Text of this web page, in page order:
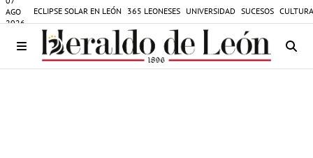
AGO
2026
ECLIPSE SOLAR EN LEÓN 365 LEONESES UNIVERSIDAD SUCESOS